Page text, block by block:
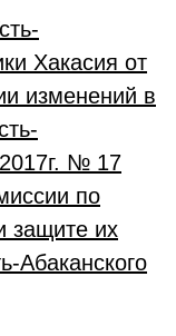
Хакасия от
изменений в
№ 17
по
защите их
Абаканского